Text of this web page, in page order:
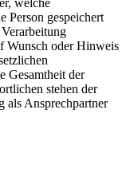
Person gespeichert
Wunsch oder Hinweis
Gesamtheit der
stehen der
als Ansprechpartner